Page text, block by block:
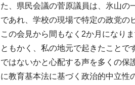
た、県民会議の菅原議員は、氷山の
であれ、学校の現場で特定の政党の
この会見から間もなく2か月になり
ともかく、私の地元で起きたこと
ではないかと心配する声を多くの保
に教育基本法に基づく政治的中立性